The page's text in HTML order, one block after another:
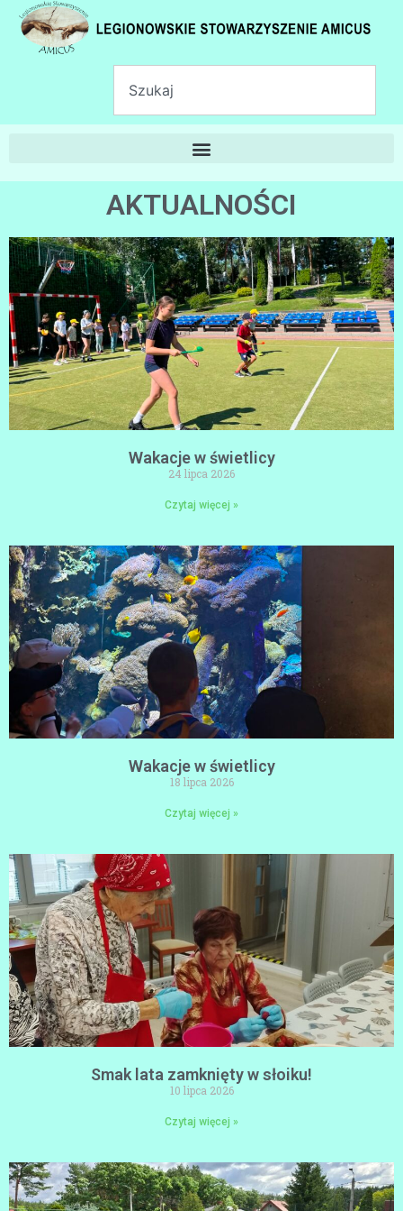
AKTUALNOŚCI
Wakacje w świetlicy
24 lipca 2026
Czytaj więcej »
Wakacje w świetlicy
18 lipca 2026
Czytaj więcej »
Smak lata zamknięty w słoiku!
10 lipca 2026
Czytaj więcej »